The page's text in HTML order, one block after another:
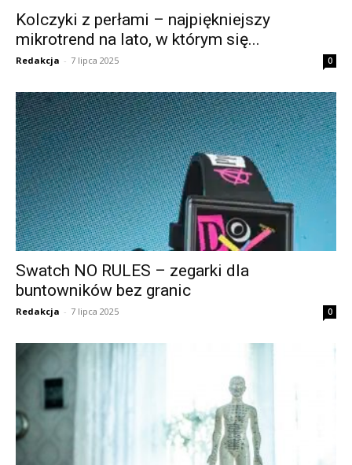
Kolczyki z perłami – najpiękniejszy
mikrotrend na lato, w którym się...
Redakcja - 7 lipca 2025 0
Swatch NO RULES – zegarki dla
buntowników bez granic
Redakcja - 7 lipca 2025 0